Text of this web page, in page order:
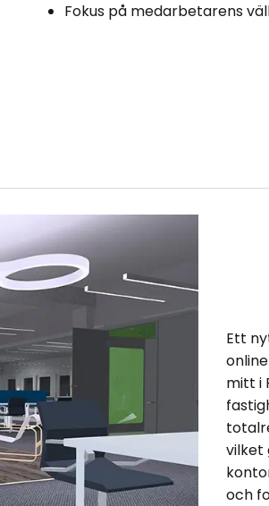
Fokus på medarbetarens
Ett
mitt i
vilket
och